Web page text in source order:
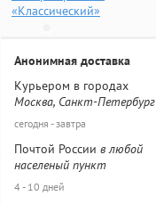
«Классический»
Анонимная доставка
Курьером в городах
Москва, Санкт-Петербург
сегодня - завтра
Почтой России в любой
населеный пункт
4 - 10 дней